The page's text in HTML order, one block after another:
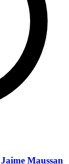
Maussan